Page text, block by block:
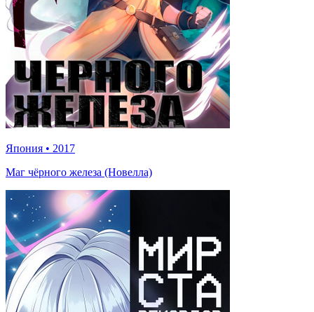
Япония • 2017
Маг чёрного железа (Новелла)